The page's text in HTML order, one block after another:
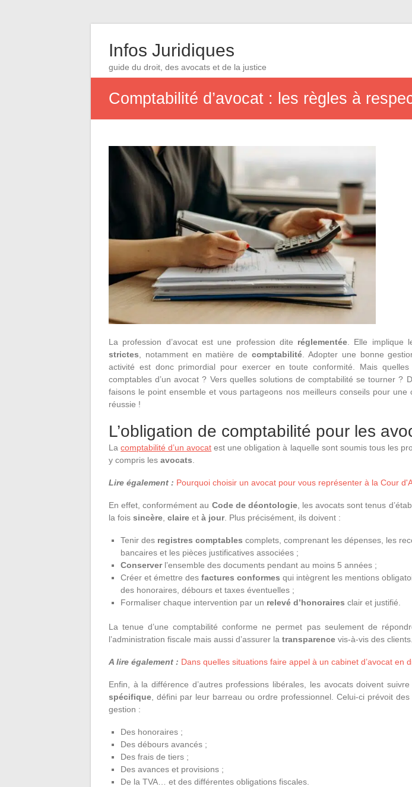
Infos Juridiques
guide du droit, des avocats et de la justice
Comptabilité d’avocat : les règles à
La profession d’avocat est une profession dite réglementée . Elle implique
strictes , notamment en matière decomptabilité . Adopter une bonne
activité est donc primordial pour exercer en toute conformité. Mais
comptables d’un avocat ? Vers quelles solutions de comptabilité se tourner ?
faisons le point ensemble et vous partageons nos meilleurs conseils pour une
réussie !
L’obligation de comptabilité pour les
Lacomptabilité d’un avocat est une obligation à laquelle sont soumis tous les
y compris les avocats
Lire également : Pourquoi choisir un avocat pour vous représenter à la Cour
En effet, conformément au Code de déontologie, les avocats sont tenus
la fois sincère claire et à jour. Plus précisément, ils doivent :
Tenir des registres comptables complets, comprenant les dépenses, les
bancaires et les pièces justificatives associées ;
Conserver l’ensemble des documents pendant au moins 5 années ;
Créer et émettre des factures conformes qui intègrent les mentions
des honoraires, débours et taxes éventuelles ;
Formaliser chaque intervention par un relevé d’honoraires clair et justifié.
La tenue d’une comptabilité conforme ne permet pas seulement de
l’administration fiscale mais aussi d’assurer la transparence vis-à-vis des clients.
A lire également : Dans quelles situations faire appel à un cabinet d’avocat en
Enfin, à la différence d’autres professions libérales, les avocats doivent suivre
spécifique , défini par leur barreau ou ordre professionnel. Celui-ci prévoit
gestion :
Des honoraires ;
Des débours avancés ;
Des frais de tiers ;
Des avances et provisions ;
De la TVA… et des différentes obligations fiscales.